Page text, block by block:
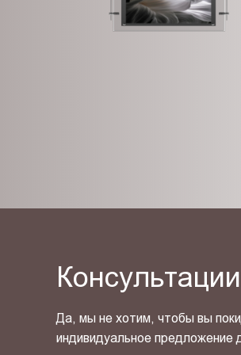
Консультации
Да, мы не хотим, чтобы вы
индивидуальное предложение